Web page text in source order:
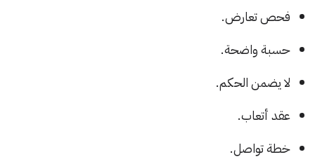
فحص تعارض.
حسبة واضحة.
لا يضمن الحكم.
عقد أتعاب.
خطة تواصل.